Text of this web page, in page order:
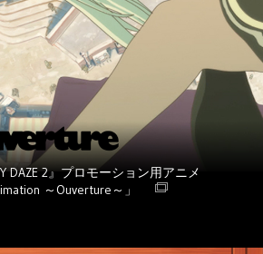
DAZE 2』プロモーション用アニメ
～Ouverture～」